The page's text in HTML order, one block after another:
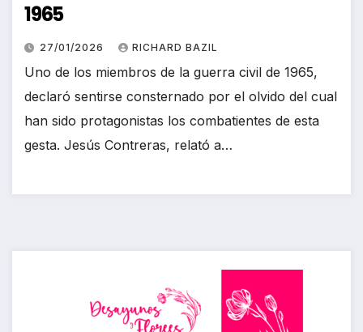
1965
27/01/2026 RICHARD BAZIL
Uno de los miembros de la guerra civil de 1965,
declaró sentirse consternado por el olvido del cual
han sido protagonistas los combatientes de esta
gesta. Jesús Contreras, relató a…